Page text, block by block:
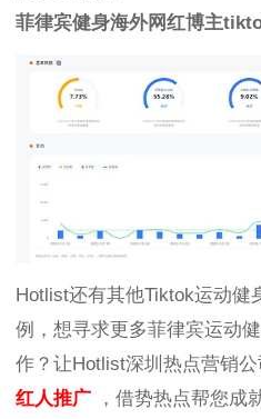
菲律宾健身海外网红博主
Hotlist还有其他Tiktok运动健
例，想寻求更多菲律宾运动
作？让Hotlist深圳热点营销
红人推广 ，借势热点帮您成